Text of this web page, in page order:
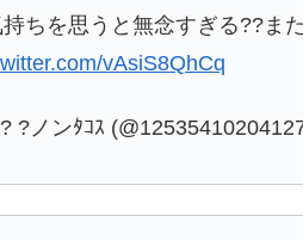
ちを思うと無念すぎる??
vAsiS8QhCq
?ノンﾀｺｽ